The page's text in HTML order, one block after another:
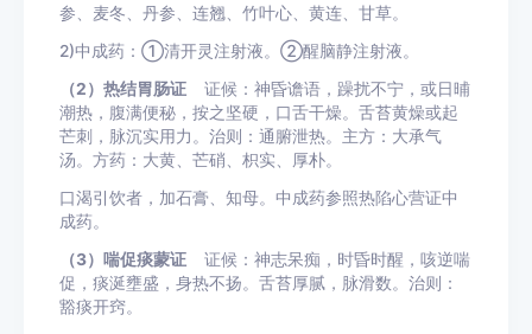
参、麦冬、丹参、连翘、竹叶心、黄连、甘草。
2)中成药：①清开灵注射液。②醒脑静注射液。
（2）热结胃肠证
证候：神昏谵语，躁扰不宁，或日晡
潮热，腹满便秘，按之坚硬，口舌干燥。舌苔黄燥或起
芒刺，脉沉实用力。治则：通腑泄热。主方：大承气
汤。方药：大黄、芒硝、枳实、厚朴。
口渴引饮者，加石膏、知母。中成药参照热陷心营证中
成药。
（3）喘促痰蒙证
证候：神志呆痴，时昏时醒，咳逆喘
促，痰涎壅盛，身热不扬。舌苔厚腻，脉滑数。治则：
豁痰开窍。